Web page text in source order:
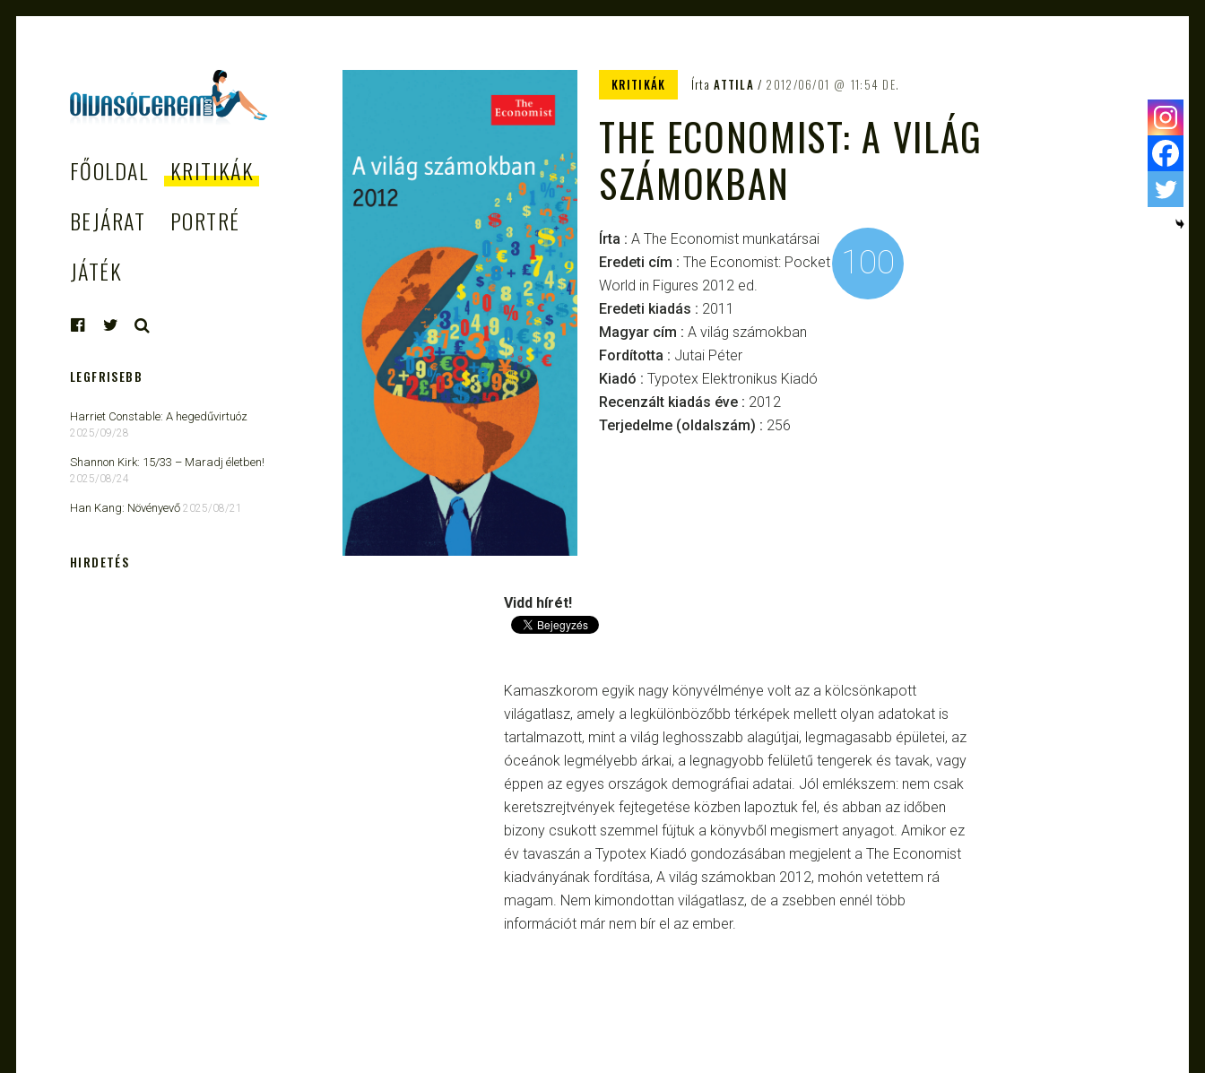
– AZ EGÉSZSÉGES
OLVASÁS
TÁMOGATÓJA
FŐOLDAL
KRITIKÁK
BEJÁRAT
PORTRÉ
JÁTÉK
KRITIKÁK ÍrtaATTILA 2012/06/01 11:54 DE.
THE ECONOMIST: A VILÁG
SZÁMOKBAN
Írta : A The Economist munkatársai
Eredeti cím : The Economist: Pocket
World in Figures 2012 ed.
Eredeti kiadás : 2011
Magyar cím : A világ számokban
Fordította : Jutai Péter
Kiadó : Typotex Elektronikus Kiadó
Recenzált kiadás éve : 2012
Terjedelme (oldalszám) : 256
100
Vidd hírét!
Kamaszkorom egyik nagy könyvélménye volt az a kölcsönkapott
világatlasz, amely a legkülönbözőbb térképek mellett olyan adatokat is
tartalmazott, mint a világ leghosszabb alagútjai, legmagasabb épületei, az
óceánok legmélyebb árkai, a legnagyobb felületű tengerek és tavak, vagy
éppen az egyes országok demográfiai adatai. Jól emlékszem: nem csak
keretszrejtvények fejtegetése közben lapoztuk fel, és abban az időben
bizony csukott szemmel fújtuk a könyvből megismert anyagot. Amikor ez
év tavaszán a Typotex Kiadó gondozásában megjelent a The Economist
kiadványának fordítása, A világ számokban 2012, mohón vetettem rá
magam. Nem kimondottan világatlasz, de a zsebben ennél több
információt már nem bír el az ember.
LEGFRISEBB
Harriet Constable: A hegedűvirtuóz
2025/09/28
Shannon Kirk: 15/33 ​– Maradj életben!
2025/08/24
Han Kang: Növényevő 2025/08/21
HIRDETÉS